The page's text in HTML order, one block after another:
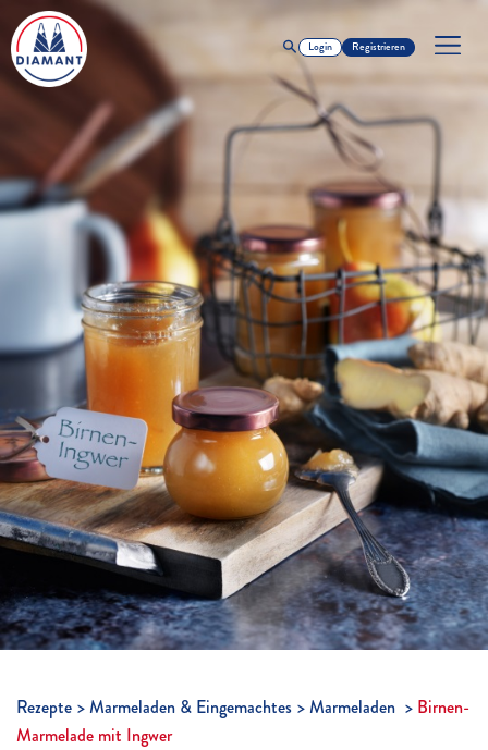
Login Registrieren
Rezepte Marmeladen & Eingemachtes Marmeladen
Birnen-
Marmelade mit Ingwer